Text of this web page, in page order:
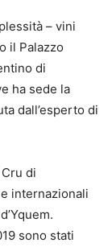
– vini
il Palazzo
di
ha sede la
dall’esperto di
di
internazionali
sono stati